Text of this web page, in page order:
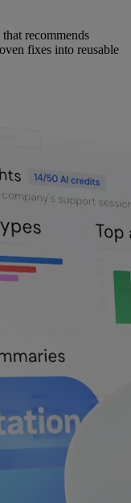
recommends
fixes into reusable